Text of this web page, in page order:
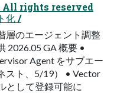
rights reserved
化 /
層のエージェント調整
2026.05 GA 概要 •
Agent をサブエー
スト、5/19） • Vector
として登録可能に